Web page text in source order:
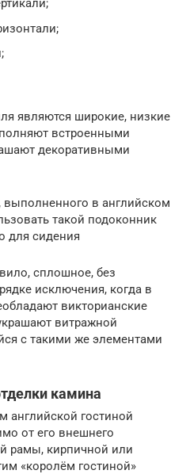
являются широкие, низкие
встроенными
декоративными
в английском
такой подоконник
для сидения
сплошное, без
исключения, когда в
викторианские
витражной
с такими же элементами
камина
гостиной
от его внешнего
рамы, кирпичной или
«королём гостиной»